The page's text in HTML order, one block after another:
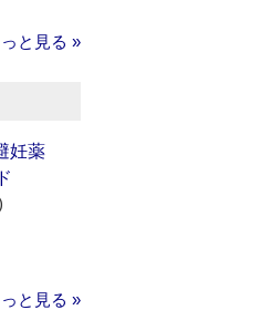
と見る »
妊薬
と見る »